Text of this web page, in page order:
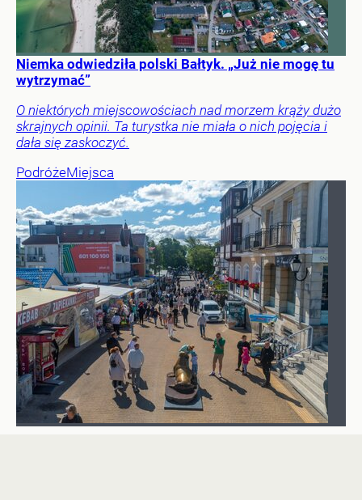
Niemka odwiedziła polski Bałtyk. „Już nie mogę tu
wytrzymać”
O niektórych miejscowościach nad morzem krąży dużo
skrajnych opinii. Ta turystka nie miała o nich pojęcia i
dała się zaskoczyć.
PodróżeMiejsca